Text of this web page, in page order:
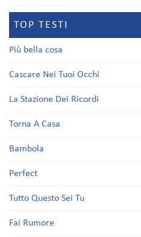
TOP TESTI
Più bella cosa
Cascare Nei Tuoi Occhi
La Stazione Dei Ricordi
Torna A Casa
Bambola
Perfect
Tutto Questo Sei Tu
Fai Rumore